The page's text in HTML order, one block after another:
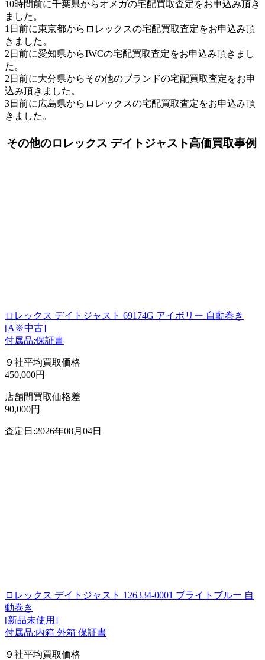
10時間前に千葉県からオメガの宅配買取査定をお申込み頂き
ました。
1日前に東京都からロレックスの宅配買取査定をお申込み頂
きました。
2日前に愛知県からIWCの宅配買取査定をお申込み頂きまし
た。
2日前に大分県からその他のブランドの宅配買取査定をお申
込み頂きました。
3日前に広島県からロレックスの宅配買取査定をお申込み頂
きました。
その他のロレックス デイトジャスト高価買取事例
ロレックス デイトジャスト 69174G アイボリー 自動巻き
[A※中古]
付属品:保証書
９社平均買取価格
450,000円
店舗間買取価格差
90,000円
査定日:2026年08月04日
ロレックス デイトジャスト 126334-0001 ブライトブルー 自
動巻き
[新品未使用]
付属品:内箱 外箱 保証書
９社平均買取価格